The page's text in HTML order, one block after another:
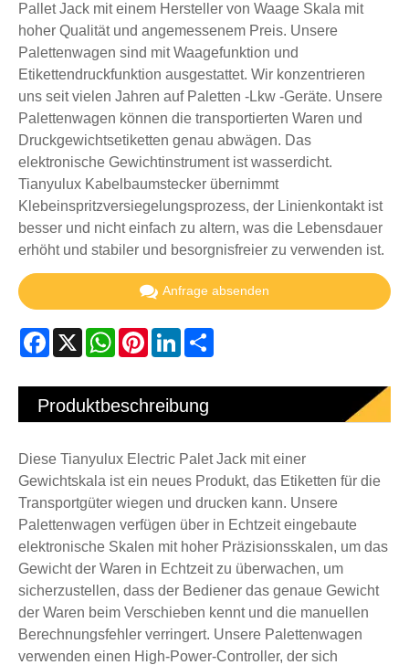
Pallet Jack mit einem Hersteller von Waage Skala mit
hoher Qualität und angemessenem Preis. Unsere
Palettenwagen sind mit Waagefunktion und
Etikettendruckfunktion ausgestattet. Wir konzentrieren
uns seit vielen Jahren auf Paletten -Lkw -Geräte. Unsere
Palettenwagen können die transportierten Waren und
Druckgewichtsetiketten genau abwägen. Das
elektronische Gewichtinstrument ist wasserdicht.
Tianyulux Kabelbaumstecker übernimmt
Klebeinspritzversiegelungsprozess, der Linienkontakt ist
besser und nicht einfach zu altern, was die Lebensdauer
erhöht und stabiler und besorgnisfreier zu verwenden ist.
Anfrage absenden
Facebook
X WhatsApp
PinterestLinkedIn
Produktbeschreibung
Diese Tianyulux Electric Palet Jack mit einer
Gewichtskala ist ein neues Produkt, das Etiketten für die
Transportgüter wiegen und drucken kann. Unsere
Palettenwagen verfügen über in Echtzeit eingebaute
elektronische Skalen mit hoher Präzisionsskalen, um das
Gewicht der Waren in Echtzeit zu überwachen, um
sicherzustellen, dass der Bediener das genaue Gewicht
der Waren beim Verschieben kennt und die manuellen
Berechnungsfehler verringert. Unsere Palettenwagen
verwenden einen High-Power-Controller, der sich